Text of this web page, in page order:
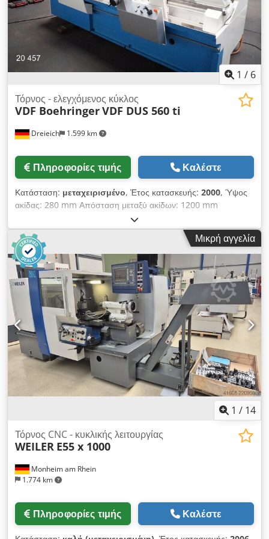
1 / 6
Dreieich 1.599 km
Τόρνος - ελεγχόμενος κύκλος
VDF BoehringerVDF DUS 560 ti
Πληροφορίες τιμής Καλέστε
Κατάσταση: μεταχειρισμένο, Έτος κατασκευής: 2000, Ύψος
ακίδας: 280 mm Απόσταση μεταξύ ακίδων: 1200 mm
Διάμετρος τόρνευσης πάνω από το κρεβάτι: 570 mm
Διάμετρος τόρνευσης πάνω από το τρόλεϊ: 365 mm
Dcsdpfxox E Dn Aj Ac Tok Μήκος τόρνευσης: 1000 mm
Υποδοχή ατράκτου: DIN 55027, μεγεθ. 8 Έλεγχος: Sinumerik
810 D SIEMENS Πλάτος κρεβατιού: 360 mm Διάμετρος οπής
ατράκτου: 62 mm Εύρος στροφών: 3 - 2500 στρ./λεπτό Βήμα
πρόωσης: 5000 mm / λεπτό Ταχεία μετακίνηση - διαμήκης/
εγκάρσια: 10 m/λεπτό Τρυπάνι τριών σιαγόνων διάμ.: 250 mm
Γρήγορα εναλλασσόμενη βάση εργαλείων: SANDVIK Coromant
Capto Ισχύς κύριου κινητήρα ατράκτου: 25 kW Κώνος
υποδοχής ρεπιστοκίου: MK 5 Διάμετρος πείρου: 100 mm
Διαδρομή πείρου: 190 mm Τάση λειτουργίας: 400 V Βάρος
μηχανήματος: περ. 5,0 t Απαιτούμενοι χώροι: περ. 3,55 x 2,20
x 1,95 m - Αριθμός εργοστασίου: 2022-3742-03 - Έλεγχος:
SIEMENS Sinumerik 810 D - Ταχεία μετακίνηση - Ψυκτικό
Μικρή αγγελία
1 / 14
Monheim am Rhein
1.774 km
Τόρνος CNC - κυκλικής λειτουργίας
WEILER E55 x 1000
Πληροφορίες τιμής Καλέστε